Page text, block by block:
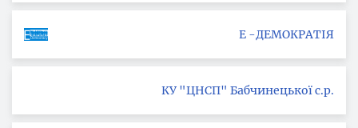
Е -ДЕМОКРАТІЯ
КУ "ЦНСП" Бабчинецької с.р.